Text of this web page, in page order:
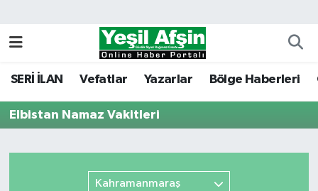
SERİ İLAN Vefatlar Yazarlar Bölge Haberleri
Elbistan Namaz Vakitleri
Kahramanmaraş
Kahramanmaraş Nöbetçi Eczaneler
Kahramanmaraş Namaz Vakitleri